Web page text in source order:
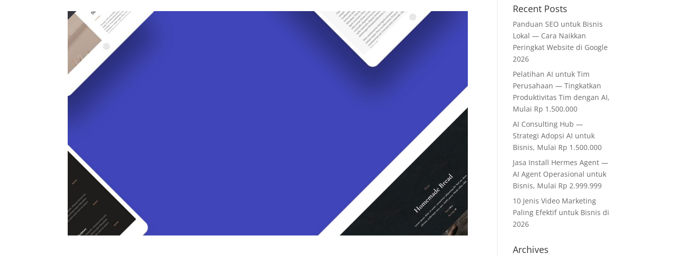
Recent Posts
Panduan SEO untuk Bisnis
Lokal — Cara Naikkan
Peringkat Website di Google
2026
Pelatihan AI untuk Tim
Perusahaan — Tingkatkan
Produktivitas Tim dengan AI,
Mulai Rp 1.500.000
AI Consulting Hub —
Strategi Adopsi AI untuk
Bisnis, Mulai Rp 1.500.000
Jasa Install Hermes Agent —
AI Agent Operasional untuk
Bisnis, Mulai Rp 2.999.999
10 Jenis Video Marketing
Paling Efektif untuk Bisnis di
2026
Archives